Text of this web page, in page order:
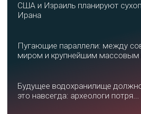
США и Израиль планируют
Ирана
Пугающие параллели: между
миром и крупнейшим массовым
Будущее водохранилище
это навсегда: археологи потря...